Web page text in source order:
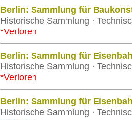
Berlin: Sammlung für
Historische Sammlung ·
*Verloren
Berlin: Sammlung für
Historische Sammlung ·
*Verloren
Berlin: Sammlung für
Historische Sammlung ·